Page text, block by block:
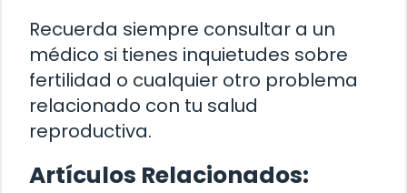
Recuerda siempre consultar a un
médico si tienes inquietudes sobre
fertilidad o cualquier otro problema
relacionado con tu salud
reproductiva.
Artículos Relacionados: